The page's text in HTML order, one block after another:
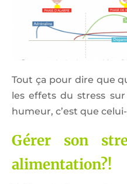
Tout ça pour dire que
les effets du stress
humeur, c’est que
Gérer son
alimentation?!